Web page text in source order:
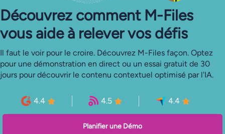
Découvrez comment M-Files
vous aide à relever vos défis
Il faut le voir pour le croire. Découvrez M-Files façon. Optez
pour une démonstration en direct ou un essai gratuit de 30
jours pour découvrir le contenu contextuel optimisé par l'IA.
4.4 4.5 4.4
Planifier une Démo